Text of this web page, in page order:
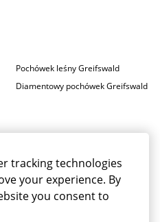
tracking technologies
your experience. By
you consent to
Pochówek leśny Greifswald
Diamentowy pochówek Greifswald
Kwiaciarnia pogrzebowa
Greifswald
Zakład pogrzebowy w